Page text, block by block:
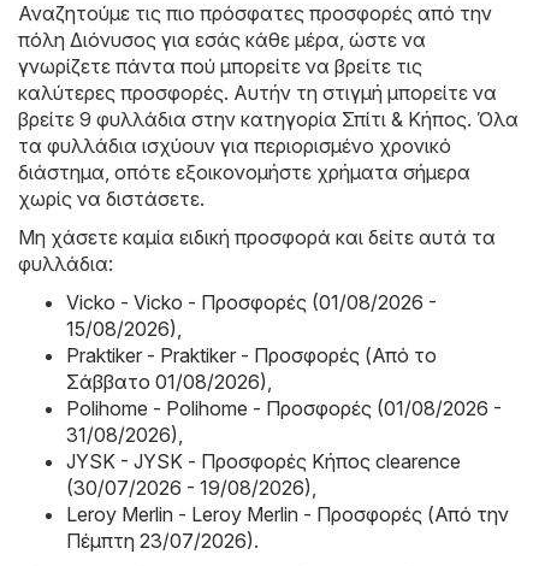
Αναζητούμε τις πιο πρόσφατες προσφορές από την
πόλη Διόνυσος για εσάς κάθε μέρα, ώστε να
γνωρίζετε πάντα πού μπορείτε να βρείτε τις
καλύτερες προσφορές. Αυτήν τη στιγμή μπορείτε να
βρείτε 9 φυλλάδια στην κατηγορία Σπίτι & Κήπος. Όλα
τα φυλλάδια ισχύουν για περιορισμένο χρονικό
διάστημα, οπότε εξοικονομήστε χρήματα σήμερα
χωρίς να διστάσετε.
Μη χάσετε καμία ειδική προσφορά και δείτε αυτά τα
φυλλάδια:
Vicko - Vicko - Προσφορές (01/08/2026 -
15/08/2026),
Praktiker - Praktiker - Προσφορές (Από το
Σάββατο 01/08/2026),
Polihome - Polihome - Προσφορές (01/08/2026 -
31/08/2026),
JYSK - JYSK - Προσφορές Κήπος clearence
(30/07/2026 - 19/08/2026),
Leroy Merlin - Leroy Merlin - Προσφορές (Από την
Πέμπτη 23/07/2026).